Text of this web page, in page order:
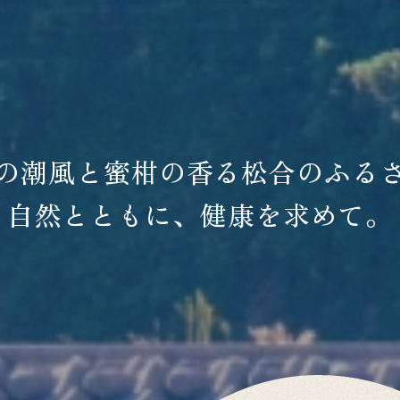
潮風と蜜柑の香る松合のふる
自然とともに、健康を求めて。